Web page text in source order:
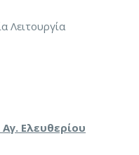
Λειτουργία
Ελευθερίου